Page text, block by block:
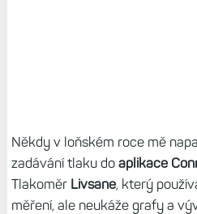
Někdy v loňském roce mě
zadávání tlaku do aplikace
Tlakoměr Livsane, který
měření, ale neukáže grafy a